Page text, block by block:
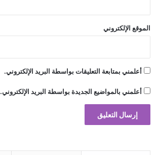
الموقع الإلكتروني
أعلمني بمتابعة التعليقات بواسطة البريد الإلكتروني.
أعلمني بالمواضيع الجديدة بواسطة البريد الإلكتروني.